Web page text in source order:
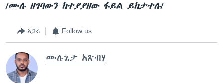
/ሙሉ ዘገባውን ከተያያዘው ፋይል ይከታተሉ/
አጋሩ Follow us
ሙሉጌታ አጽብሃ